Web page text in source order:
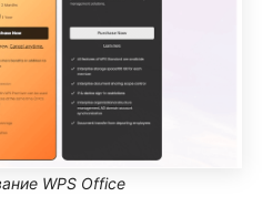
WPS Office